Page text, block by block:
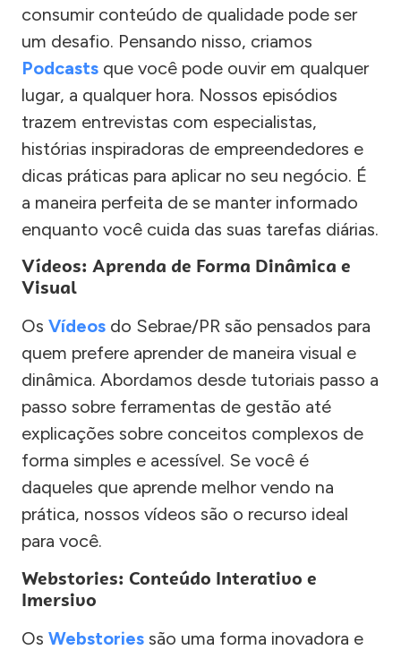
consumir conteúdo de qualidade pode ser
um desafio. Pensando nisso, criamos
Podcasts que você pode ouvir em qualquer
lugar, a qualquer hora. Nossos episódios
trazem entrevistas com especialistas,
histórias inspiradoras de empreendedores e
dicas práticas para aplicar no seu negócio. É
a maneira perfeita de se manter informado
enquanto você cuida das suas tarefas diárias.
Vídeos: Aprenda de Forma Dinâmica e
Visual
Os Vídeos do Sebrae/PR são pensados para
quem prefere aprender de maneira visual e
dinâmica. Abordamos desde tutoriais passo a
passo sobre ferramentas de gestão até
explicações sobre conceitos complexos de
forma simples e acessível. Se você é
daqueles que aprende melhor vendo na
prática, nossos vídeos são o recurso ideal
para você.
Webstories: Conteúdo Interativo e
Imersivo
Os Webstories são uma forma inovadora e